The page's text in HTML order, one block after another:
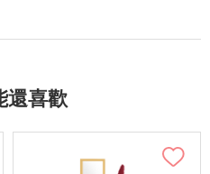
還喜歡